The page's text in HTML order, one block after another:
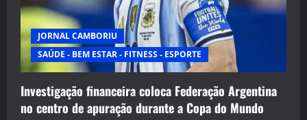
JORNAL CAMBORIU
SAÚDE - BEM ESTAR - FITNESS - ESPORTE
Investigação financeira coloca Federação Argentina
no centro de apuração durante a Copa do Mundo